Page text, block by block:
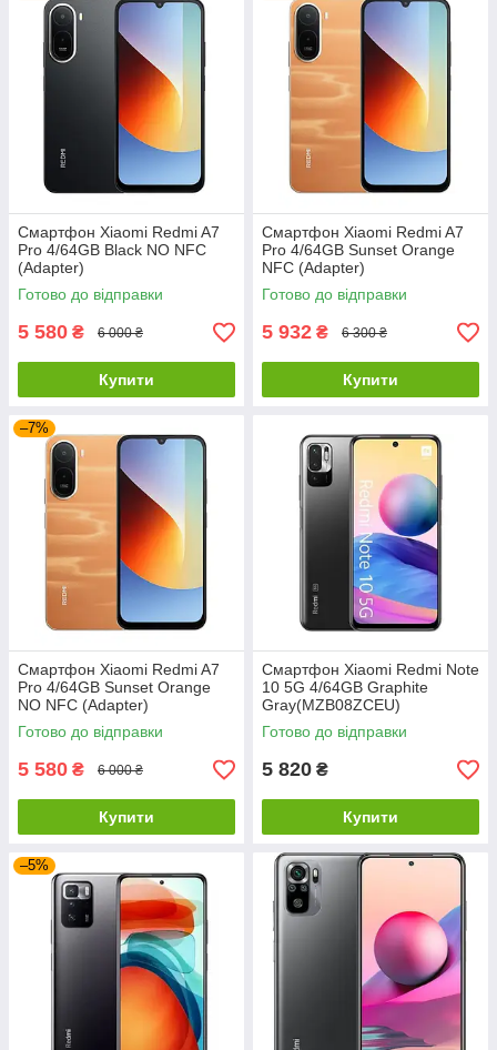
Смартфон Xiaomi Redmi A7
Pro 4/64GB Black NO NFC
(Adapter)
Готово до відправки
5 580 ₴ 6 000 ₴
Купити
Смартфон Xiaomi Redmi A7
Pro 4/64GB Sunset Orange
NFC (Adapter)
Готово до відправки
5 932 ₴ 6 300 ₴
Купити
–7%
Смартфон Xiaomi Redmi A7
Pro 4/64GB Sunset Orange
NO NFC (Adapter)
Готово до відправки
5 580 ₴ 6 000 ₴
Купити
Смартфон Xiaomi Redmi Note
10 5G 4/64GB Graphite
Gray(MZB08ZCEU)
Готово до відправки
5 820 ₴
Купити
–5%